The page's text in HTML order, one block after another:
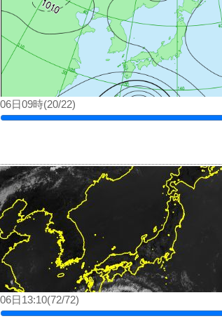
06日09時(20/22)
06日13:10(72/72)